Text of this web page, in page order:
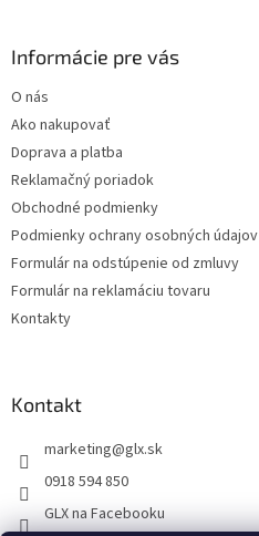
Informácie pre vás
O nás
Ako nakupovať
Doprava a platba
Reklamačný poriadok
Obchodné podmienky
Podmienky ochrany osobných údajov
Formulár na odstúpenie od zmluvy
Formulár na reklamáciu tovaru
Kontakty
Kontakt
marketing@glx.sk
0918 594 850
GLX na Facebooku